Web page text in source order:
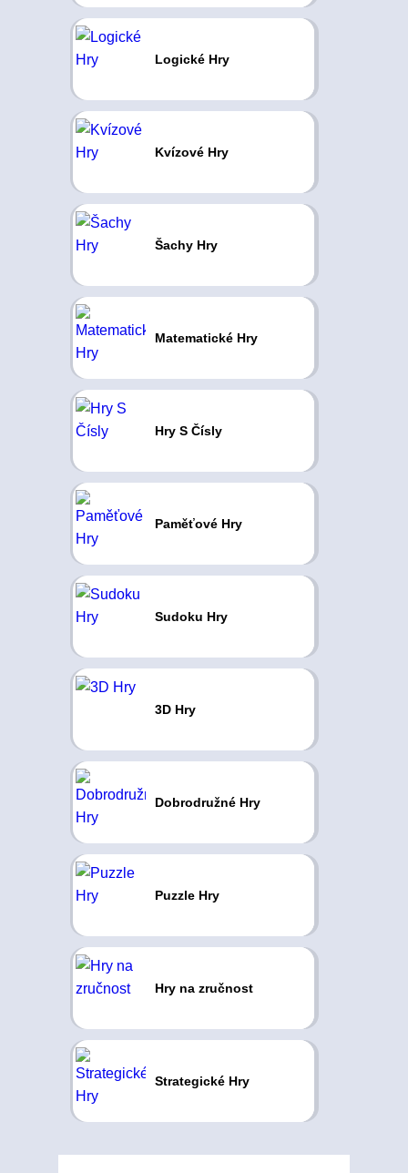
Logické Hry
Kvízové Hry
Šachy Hry
Matematické Hry
Hry S Čísly
Paměťové Hry
Sudoku Hry
3D Hry
Dobrodružné Hry
Puzzle Hry
Hry na zručnost
Strategické Hry